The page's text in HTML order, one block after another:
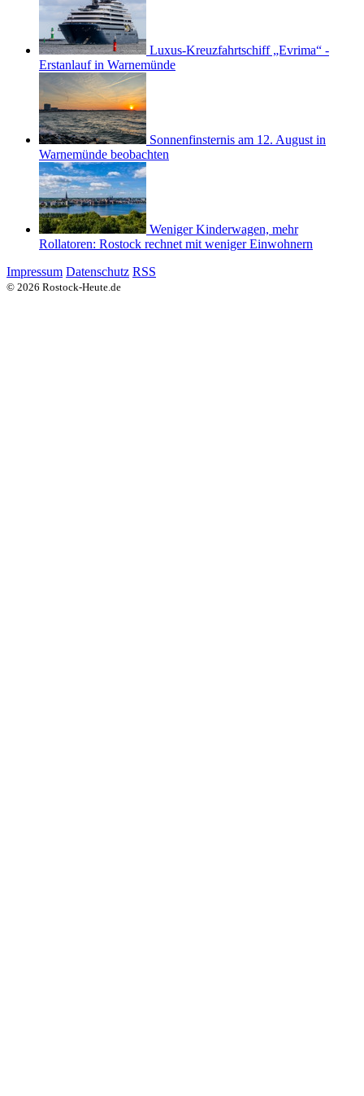
Luxus-Kreuzfahrtschiff „Evrima“ -
Erstanlauf in Warnemünde
Sonnenfinsternis am 12. August in
Warnemünde beobachten
Weniger Kinderwagen, mehr
Rollatoren: Rostock rechnet mit weniger Einwohnern
Impressum Datenschutz RSS
© 2026 Rostock-Heute.de